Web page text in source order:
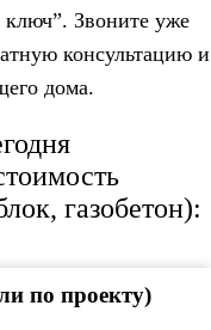
ключ”. Звоните уже
консультацию и
дома.
газобетон):
по проекту)